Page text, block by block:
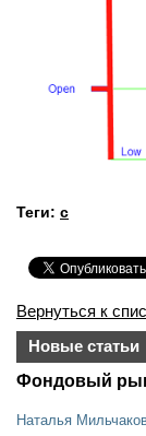
Теги: с
Вернуться к
Новые статьи
Фондовый
Наталья